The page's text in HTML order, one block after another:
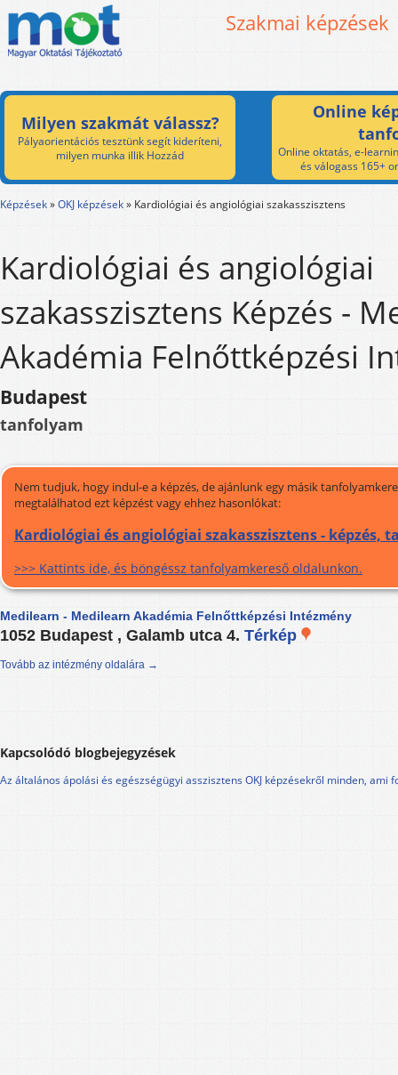
Szakmai képzések
Milyen szakmát válassz?
Pályaorientációs tesztünk segít kideríteni,
milyen munka illik Hozzád
Online
Online oktatás, e-
és válogass 165+
Képzések»OKJ képzések» Kardiológiai és angiológiai szakasszisztens
Kardiológiai és angiológiai
szakasszisztens Képzés -
Akadémia Felnőttképzési
Budapest
tanfolyam
Nem tudjuk, hogy indul-e a képzés, de ajánlunk egy másik
megtalálhatod ezt képzést vagy ehhez hasonlókat:
Kardiológiai és angiológiai szakasszisztens - képzés,
>>> Kattints ide, és böngéssz tanfolyamkereső oldalunkon.
Medilearn - Medilearn Akadémia Felnőttképzési Intézmény
1052 Budapest , Galamb utca 4. Térkép
Tovább az intézmény oldalára →
Kapcsolódó blogbejegyzések
Az általános ápolási és egészségügyi asszisztens OKJ képzésekről minden, ami